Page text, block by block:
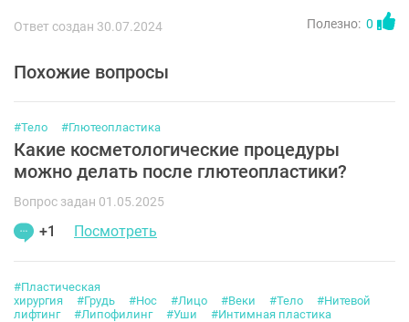
Ответ создан 30.07.2024 Полезно: 0
Похожие вопросы
#Тело #Глютеопластика
Какие косметологические процедуры
можно делать после глютеопластики?
Вопрос задан 01.05.2025
+1 Посмотреть
#Пластическая
хирургия
#Грудь #Нос #Лицо #Веки #Тело
#Нитевой
лифтинг
#Липофилинг #Уши #Интимная пластика